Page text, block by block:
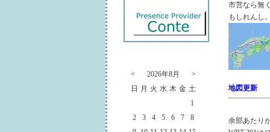
< 2026年8月
>
日
月 火 水 木 金 土
1
2
3 4 5 6 7
8
市営なら無
もしれんし
地図更新
余部あたり